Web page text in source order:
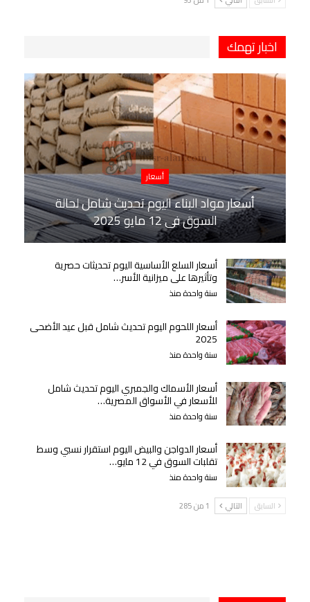
اخبار تهمك
أسعار
أسعار مواد البناء اليوم تحديث شامل لحالة
السوق في 12 مايو 2025
أسعار السلع الأساسية اليوم تحديثات حصرية
وتأثيرها على ميزانية الأسر…
سنة واحدة منذ
أسعار اللحوم اليوم تحديث شامل قبل عيد الأضحى
2025
سنة واحدة منذ
أسعار الأسماك والجمبري اليوم تحديث شامل
للأسعار في الأسواق المصرية…
سنة واحدة منذ
أسعار الدواجن والبيض اليوم استقرار نسبي وسط
تقلبات السوق في 12 مايو…
سنة واحدة منذ
السابق التالي 1 من 285